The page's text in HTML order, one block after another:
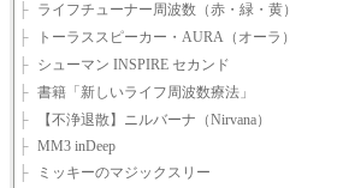
├ ライフチューナー周波数（赤・緑・黄）
├
トーラススピーカー・AURA（オーラ）
├ シューマン INSPIRE セカンド
├ 書籍「新しいライフ周波数療法」
├
【不浄退散】ニルバーナ（Nirvana）
├ MM3 inDeep
├
ミッキーのマジックスリー